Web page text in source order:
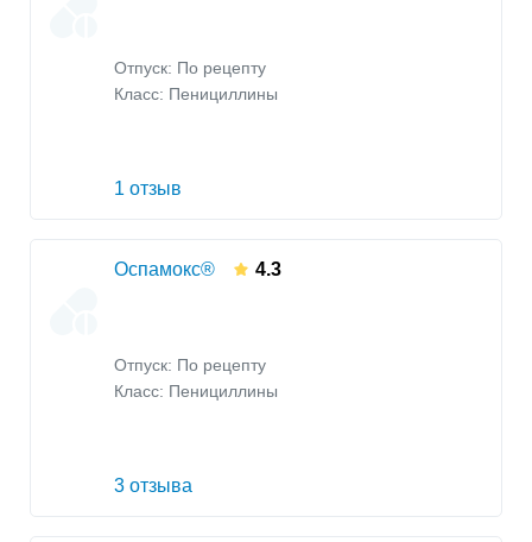
Отпуск: По рецепту
Класс: Пенициллины
1 отзыв
Оспамокс® 4.3
Отпуск: По рецепту
Класс: Пенициллины
3 отзыва